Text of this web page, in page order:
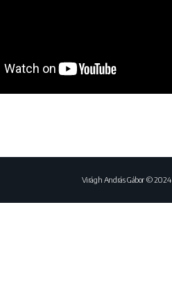
Virágh András Gábor © 2024